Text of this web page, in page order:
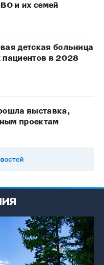
и их семей
детская больница
в 2028
выставка,
проектам